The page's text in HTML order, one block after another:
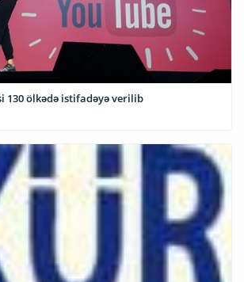
130 ölkədə istifadəyə verilib